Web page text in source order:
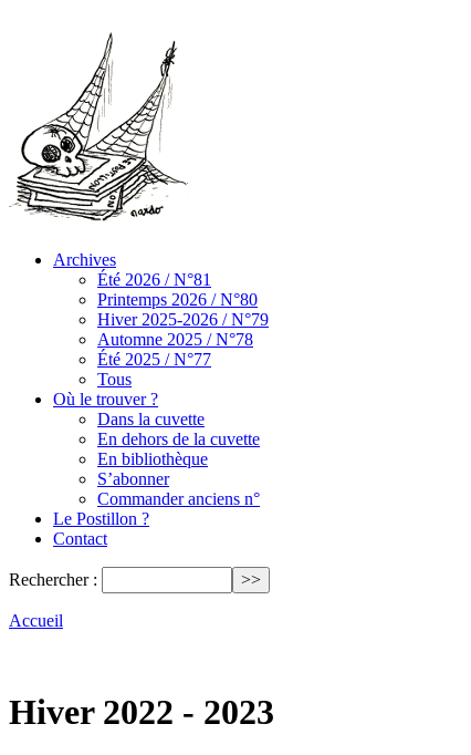
Archives
Été 2026 / N°81
Printemps 2026 / N°80
Hiver 2025-2026 / N°79
Automne 2025 / N°78
Été 2025 / N°77
Tous
Où le trouver ?
Dans la cuvette
En dehors de la cuvette
En bibliothèque
S’abonner
Commander anciens n°
Le Postillon ?
Contact
Rechercher :
Accueil
Hiver 2022 - 2023